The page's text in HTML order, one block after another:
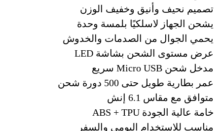
تصميم نحيف وأنيق وخفيف الوزن
يشحن الجهاز لاسلكيًا بلمسة وحدة
يحمي الجوال من الصدمات والخدوش
عرض مستوى الشحن بشاشة LED
مدخل شحن Micro USB سريع
عمر بطارية طويل حتى 500 دورة شحن
متوافق مع مقاس 6.1 إنش
خامة عالية الجودة ABS + TPU
مناسب للاستخدام اليومي والسفر